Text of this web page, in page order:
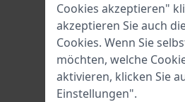
Cookies akzeptieren"
akzeptieren Sie auch
Cookies. Wenn Sie
möchten, welche
aktivieren, klicken Sie
Einstellungen".